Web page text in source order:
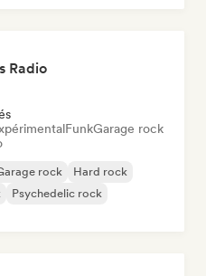
Radio
FunkGarage rock
rock
Hard rock
Psychedelic rock